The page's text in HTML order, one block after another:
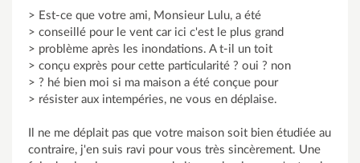
> Est-ce que votre ami, Monsieur Lulu, a été
> conseillé pour le vent car ici c'est le plus grand
> problème après les inondations. A t-il un toit
> conçu exprès pour cette particularité ? oui ? non
> ? hé bien moi si ma maison a été conçue pour
> résister aux intempéries, ne vous en déplaise.
Il ne me déplait pas que votre maison soit bien étudiée au
contraire, j'en suis ravi pour vous très sincèrement. Une